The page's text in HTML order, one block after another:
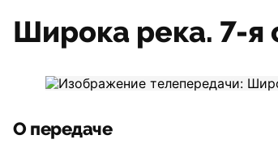
Широка река. 7-я
О передаче